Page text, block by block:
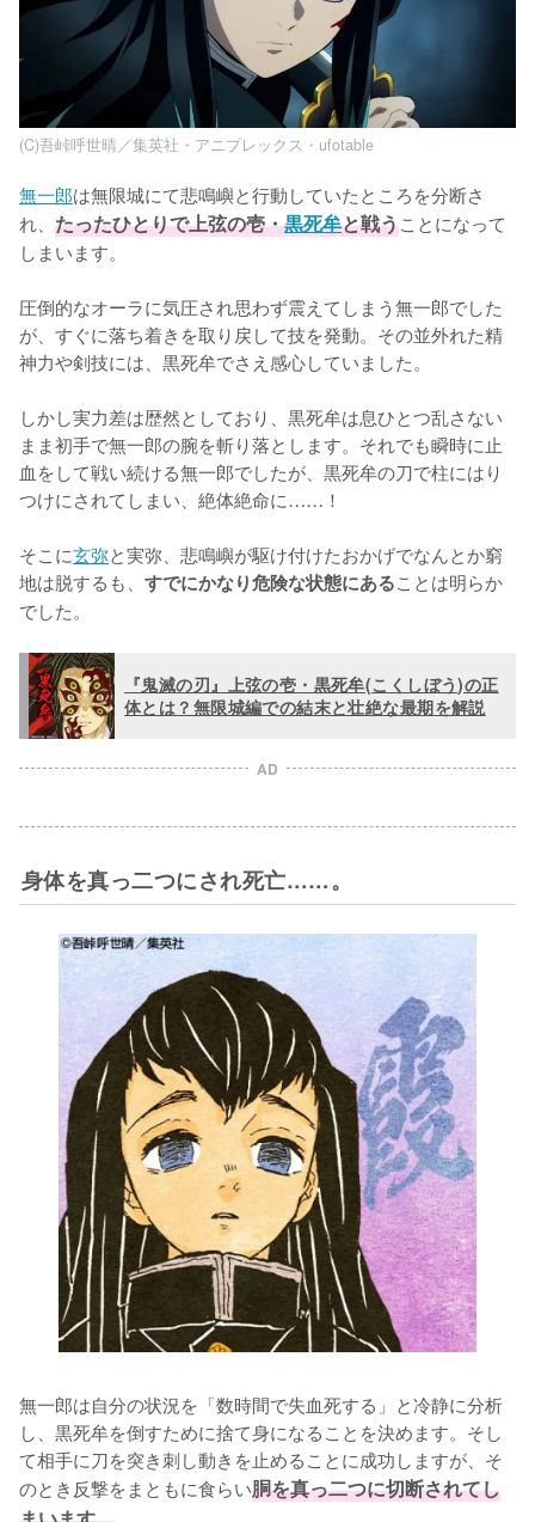
(C)吾峠呼世晴／集英社・アニプレックス・ufotable
無一郎は無限城にて悲鳴嶼と行動していたところを分断さ
れ、 たったひとりで上弦の壱・黒死牟と戦うことになって
しまいます。
圧倒的なオーラに気圧され思わず震えてしまう無一郎でした
が、すぐに落ち着きを取り戻して技を発動。その並外れた精
神力や剣技には、黒死牟でさえ感心していました。
しかし実力差は歴然としており、黒死牟は息ひとつ乱さない
まま初手で無一郎の腕を斬り落とします。それでも瞬時に止
血をして戦い続ける無一郎でしたが、黒死牟の刀で柱にはり
つけにされてしまい、絶体絶命に……！
そこに玄弥と実弥、悲鳴嶼が駆け付けたおかげでなんとか窮
地は脱するも、 すでにかなり危険な状態にあることは明らか
でした。
『鬼滅の刃』上弦の壱・黒死牟(こくしぼう)の正
体とは？無限城編での結末と壮絶な最期を解説
AD
身体を真っ二つにされ死亡……。
無一郎は自分の状況を「数時間で失血死する」と冷静に分析
し、黒死牟を倒すために捨て身になることを決めます。そし
て相手に刀を突き刺し動きを止めることに成功しますが、そ
のとき反撃をまともに食らい胴を真っ二つに切断されてし